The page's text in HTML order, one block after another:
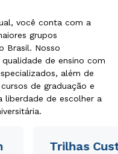
você conta com a
grupos
Brasil. Nosso
de ensino com
além de
de graduação e
liberdade de escolher a
Trilhas